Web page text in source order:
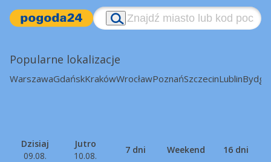
Popularne lokalizacje
WarszawaGdańskKrakówWrocławPoznańSzczecinLublin
Dzisiaj
09.08.
Jutro
10.08.
7 dni Weekend 16 dni